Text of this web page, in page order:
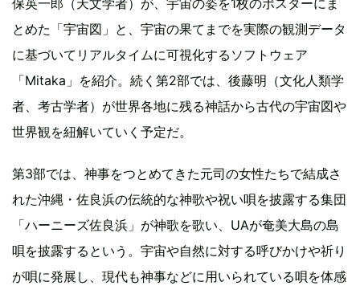
保英一郎（天文学者）が、宇宙の姿を1枚のポスターにま
とめた「宇宙図」と、宇宙の果てまでを実際の観測データ
に基づいてリアルタイムに可視化するソフトウェア
「Mitaka」を紹介。続く第2部では、後藤明（文化人類学
者、考古学者）が世界各地に残る神話から古代の宇宙図や
世界観を紐解いていく予定だ。
第3部では、神事をつとめてきた元司の女性たちで結成さ
れた沖縄・佐良浜の伝統的な神歌や祝い唄を披露する集団
「ハーニーズ佐良浜」が神歌を歌い、UAが奄美大島の島
唄を披露するという。宇宙や自然に対する呼びかけや祈り
が唄に発展し、現代も神事などに用いられている唄を体感